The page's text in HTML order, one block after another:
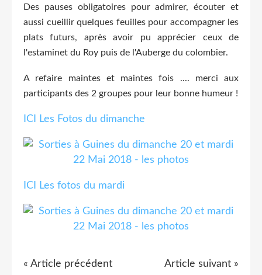
Des pauses obligatoires pour admirer, écouter et
aussi cueillir quelques feuilles pour accompagner les
plats futurs, après avoir pu apprécier ceux de
l'estaminet du Roy puis de l'Auberge du colombier.
A refaire maintes et maintes fois .... merci aux
participants des 2 groupes pour leur bonne humeur !
ICI Les Fotos du dimanche
ICI Les fotos du mardi
« Article précédent Article suivant »